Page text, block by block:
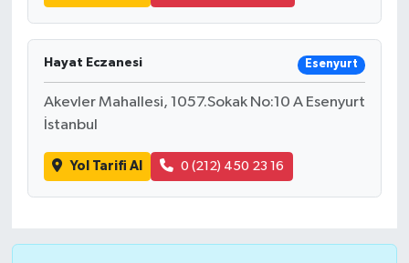
Hayat Eczanesi Esenyurt
Akevler Mahallesi, 1057.Sokak No:10 A Esenyurt
İstanbul
Yol Tarifi Al 0 (212) 450 23 16